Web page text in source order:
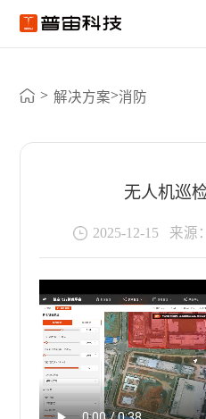
> 解决方案>消防
无人机巡
2025-12-15 来源